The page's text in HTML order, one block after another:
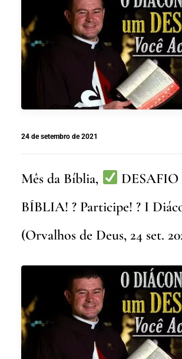
24 de setembro de 2021
Mês da Bíblia,
DESAFIO
BÍBLIA! ? Participe! ? I
(Orvalhos de Deus, 24 set.